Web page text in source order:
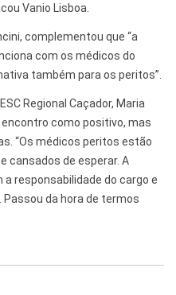
Vanio Lisboa.
complementou que “a
com os médicos do
também para os peritos”.
Regional Caçador, Maria
como positivo, mas
“Os médicos peritos estão
cansados de esperar. A
responsabilidade do cargo e
da hora de termos